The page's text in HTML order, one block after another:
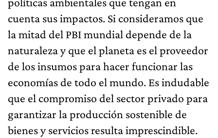
cuenta sus impactos. Si consideramos que
la mitad del PBI mundial depende de la
naturaleza y que el planeta es el proveedor
de los insumos para hacer funcionar las
economías de todo el mundo. Es indudable
que el compromiso del sector privado para
garantizar la producción sostenible de
bienes y servicios resulta imprescindible.